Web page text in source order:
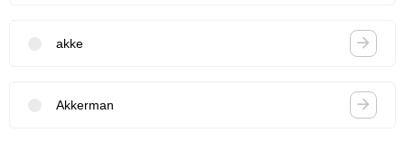
akke
Akkerman